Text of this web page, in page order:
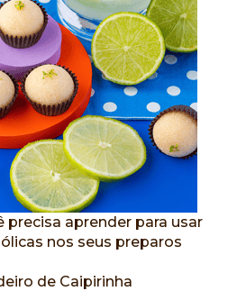
precisa aprender para usar
nos seus preparos
de Caipirinha